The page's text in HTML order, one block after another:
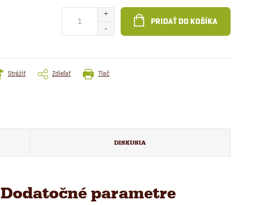
PRIDAŤ DO KOŠÍKA
Tlač
Strážiť Zdieľať
DISKUSIA
Dodatočné parametre